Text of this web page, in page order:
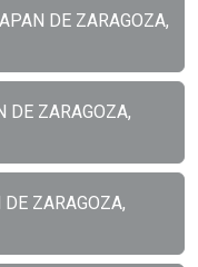
DE ZARAGOZA,
ZARAGOZA,
ZARAGOZA,